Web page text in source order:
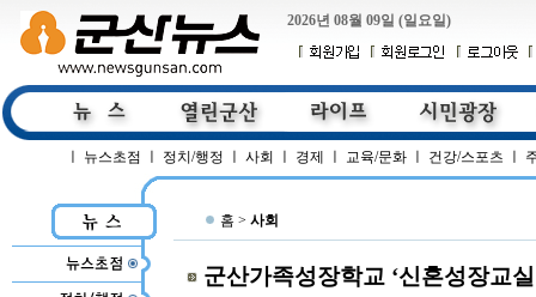
2026년 08월 09일 (일요일)
뉴스초점 정치/행정 사회 경제 교육/문화 건강/스포츠
홈 > 사회
군산가족성장학교 ‘신혼성장교실